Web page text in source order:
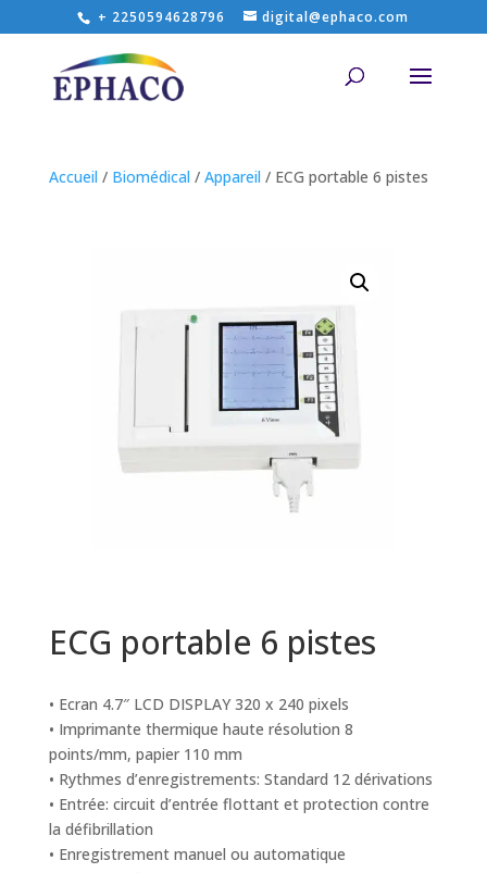
+ 2250594628796 digital@ephaco.com
Accueil / Biomédical / Appareil / ECG portable 6 pistes
ECG portable 6 pistes
• Ecran 4.7″ LCD DISPLAY 320 x 240 pixels
• Imprimante thermique haute résolution 8
points/mm, papier 110 mm
• Rythmes d’enregistrements: Standard 12 dérivations
• Entrée: circuit d’entrée flottant et protection contre
la défibrillation
• Enregistrement manuel ou automatique